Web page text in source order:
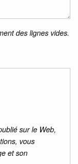
des lignes vides.
sur le Web,
vous
et son